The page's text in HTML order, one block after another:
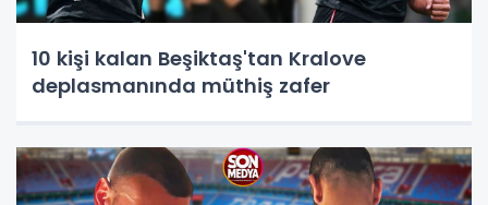
10 kişi kalan Beşiktaş'tan Kralove
deplasmanında müthiş zafer